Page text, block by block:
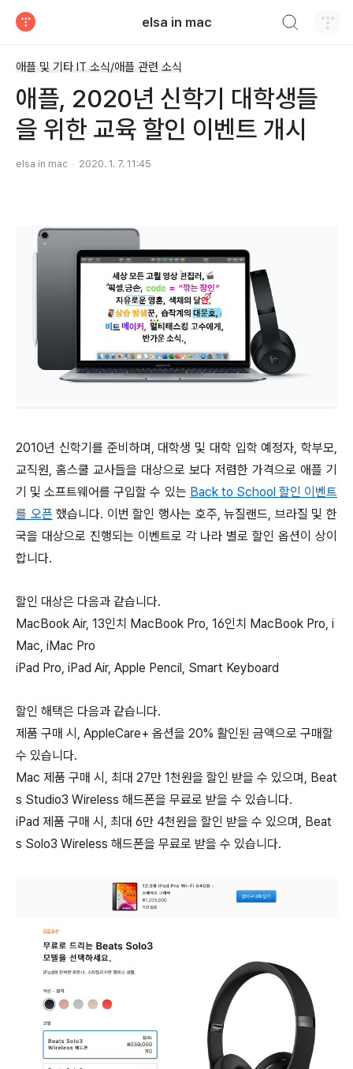
elsa in mac
애플 및 기타 IT 소식/애플 관련 소식
애플, 2020년 신학기 대학생들
을 위한 교육 할인 이벤트 개시
elsa in mac 2020. 1. 7. 11:45
2010년 신학기를 준비하며, 대학생 및 대학 입학 예정자, 학부모,
교직원, 홈스쿨 교사들을 대상으로 보다 저렴한 가격으로 애플 기
기 및 소프트웨어를 구입할 수 있는 Back to School 할인 이벤트
를 오픈 했습니다. 이번 할인 행사는 호주, 뉴질랜드, 브라질 및 한
국을 대상으로 진행되는 이벤트로 각 나라 별로 할인 옵션이 상이
합니다.
할인 대상은 다음과 같습니다.
MacBook Air, 13인치 MacBook Pro, 16인치 MacBook Pro, i
Mac, iMac Pro
iPad Pro, iPad Air, Apple Pencil, Smart Keyboard
할인 해택은 다음과 같습니다.
제품 구매 시, AppleCare+ 옵션을 20% 활인된 금액으로 구매할
수 있습니다.
Mac 제품 구매 시, 최대 27만 1천원을 할인 받을 수 있으며, Beat
s Studio3 Wireless 해드폰을 무료로 받을 수 있습니다.
iPad 제품 구매 시, 최대 6만 4천원을 할인 받을 수 있으며, Beat
s Solo3 Wireless 해드폰을 무료로 받을 수 있습니다.